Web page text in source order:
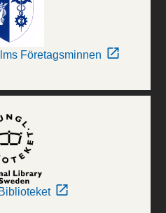
Företagsminnen